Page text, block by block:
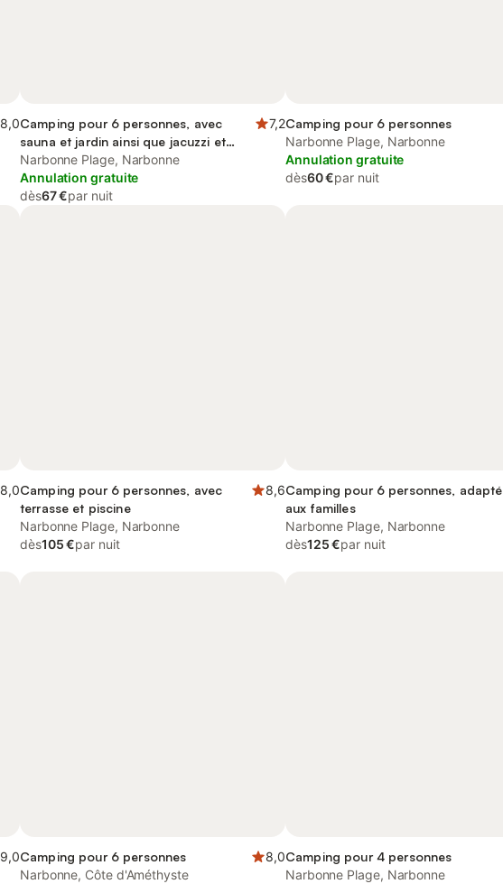
8,0Camping pour 6 personnes, avec
sauna et jardin ainsi que jacuzzi et
piscine
7,2
Narbonne Plage, Narbonne
Annulation gratuite
dès67 €par nuit
Camping pour 6 personnes
Narbonne Plage, Narbonne
Annulation gratuite
dès60 €par nuit
8,0Camping pour 6 personnes, avec
terrasse et piscine
8,6
Narbonne Plage, Narbonne
dès105 €par nuit
Camping pour 6 personnes, adapté
aux familles
Narbonne Plage, Narbonne
dès125 €par nuit
9,0Camping pour 6 personnes
8,0
Narbonne, Côte d'Améthyste
Camping pour 4 personnes
Narbonne Plage, Narbonne